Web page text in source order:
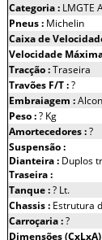
Categoria : LMGTE
Pneus : Michelin
Caixa de
Velocidade
Tracção :Traseira
Travões F/T :?
Embraiagem :
Peso :? Kg
Amortecedores :?
Suspensão :
Dianteira : Duplos
Traseira :
Tanque :? Lt.
Chassis : Estrutura
Carroçaria :?
Dimensões